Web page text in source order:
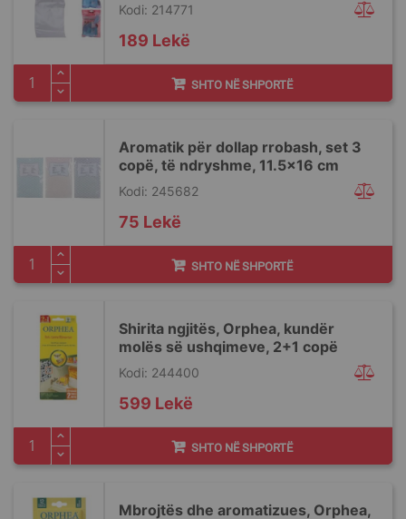
Kodi: 214771
189 Lekë
SHTO NË SHPORTË
Aromatik për dollap rrobash, set 3
copë, të ndryshme, 11.5x16 cm
Kodi: 245682
75 Lekë
SHTO NË SHPORTË
Shirita ngjitës, Orphea, kundër
molës së ushqimeve, 2+1 copë
Kodi: 244400
599 Lekë
SHTO NË SHPORTË
Mbrojtës dhe aromatizues, Orphea,